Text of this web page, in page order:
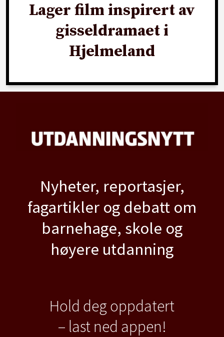
Lager film inspirert av
gisseldramaet i
Hjelmeland
Nyheter, reportasjer,
fagartikler og debatt om
barnehage, skole og
høyere utdanning
Hold deg oppdatert
– last ned appen!